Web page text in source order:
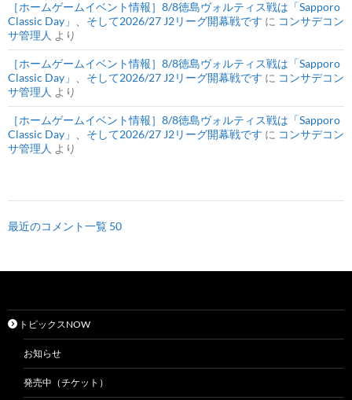
［ホームゲームイベント情報］8/8徳島ヴォルティス戦は「Sapporo
Classic Day」、そして2026/27 J2リーグ開幕戦です に コンサデコン
サ管理人 より
［ホームゲームイベント情報］8/8徳島ヴォルティス戦は「Sapporo
Classic Day」、そして2026/27 J2リーグ開幕戦です に コンサデコン
サ管理人 より
［ホームゲームイベント情報］8/8徳島ヴォルティス戦は「Sapporo
Classic Day」、そして2026/27 J2リーグ開幕戦です に コンサデコン
サ管理人 より
最近のコメント一覧 50
トピックスNOW
お知らせ
発売中（チケット）